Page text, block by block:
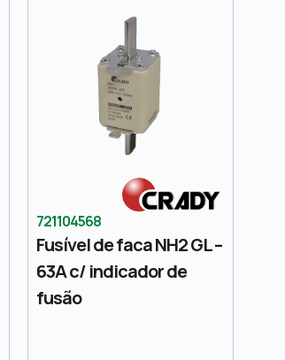
721104568
Fusível de faca NH2 GL –
63A c/ indicador de
fusão